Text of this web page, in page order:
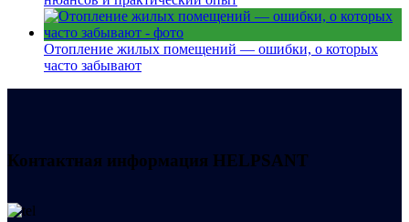
Отопление жилых помещений — ошибки, о которых
часто забывают
Контактная информация HELPSANT